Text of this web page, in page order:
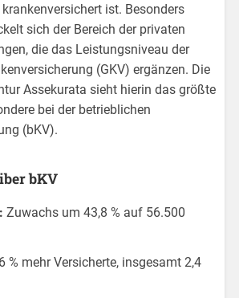
ist. Besonders
sich der Bereich der privaten
die das Leistungsniveau der
(GKV) ergänzen. Die
Assekurata sieht hierin das größte
bei der betrieblichen
(bKV).
bKV
Zuwachs um 43,8 % auf 56.500
% mehr Versicherte, insgesamt 2,4